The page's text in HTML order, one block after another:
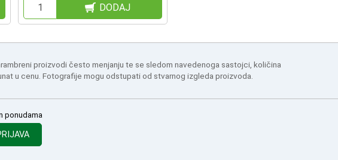
DODAJ
proizvodi često menjanju te se sledom navedenoga sastojci, količina
u cenu. Fotografije mogu odstupati od stvarnog izgleda proizvoda.
ponudama